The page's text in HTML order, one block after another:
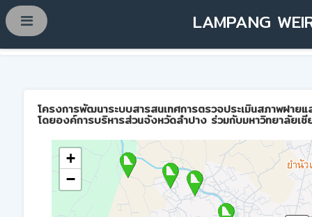
LAMPANG
โครงการพัฒนาระบบสารสนเทศการตรวจประเมินสภาพฝาย
โดยองค์การบริหารส่วนจังหวัดลำปาง ร่วมกับมหาวิทยาลัยเชี
+
−